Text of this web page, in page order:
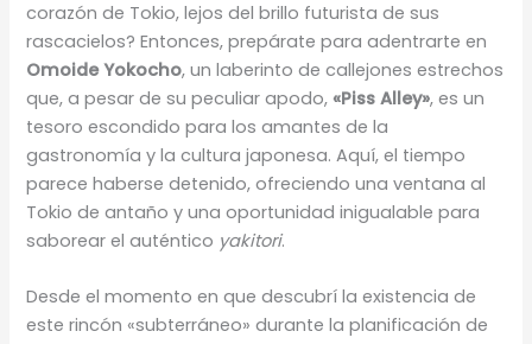
corazón de Tokio, lejos del brillo futurista de sus
rascacielos? Entonces, prepárate para adentrarte en
Omoide Yokocho, un laberinto de callejones estrechos
que, a pesar de su peculiar apodo,«Piss Alley», es un
tesoro escondido para los amantes de la
gastronomía y la cultura japonesa. Aquí, el tiempo
parece haberse detenido, ofreciendo una ventana al
Tokio de antaño y una oportunidad inigualable para
saborear el auténtico yakitori.
Desde el momento en que descubrí la existencia de
este rincón «subterráneo» durante la planificación de